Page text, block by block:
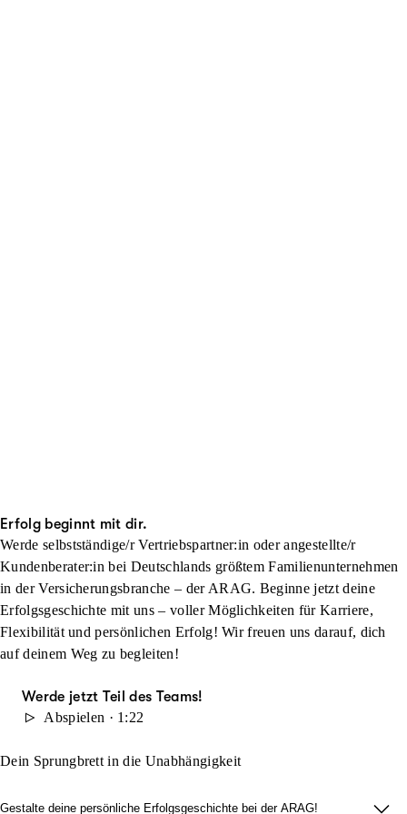
Erfolg beginnt mit dir.
Werde selbstständige/r Vertriebspartner:in oder angestellte/r
Kundenberater:in bei Deutschlands größtem Familienunternehmen
in der Versicherungsbranche – der ARAG. Beginne jetzt deine
Erfolgsgeschichte mit uns – voller Möglichkeiten für Karriere,
Flexibilität und persönlichen Erfolg! Wir freuen uns darauf, dich
auf deinem Weg zu begleiten!
Werde jetzt Teil des Teams!
Abspielen · 1:22
Dein Sprungbrett in die Unabhängigkeit
Gestalte deine persönliche Erfolgsgeschichte bei der ARAG!